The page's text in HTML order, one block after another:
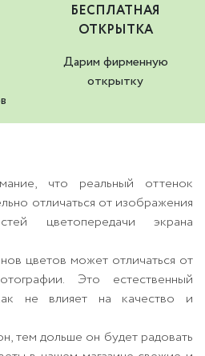
БЕСПЛАТНАЯ
ОТКРЫТКА
Дарим фирменную
открытку
что реальный оттенок
отличаться от изображения
цветопередачи экрана
цветов может отличаться от
Это естественный
не влияет на качество и
тем дольше он будет радовать